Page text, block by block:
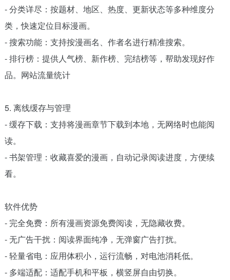
- 分类详尽：按题材、地区、热度、更新状态等多种维度分
类，快速定位目标漫画。
- 搜索功能：支持按漫画名、作者名进行精准搜索。
- 排行榜：提供人气榜、新作榜、完结榜等，帮助发现好作
品。网站流量统计
5. 离线缓存与管理
- 缓存下载：支持将漫画章节下载到本地，无网络时也能阅
读。
- 书架管理：收藏喜爱的漫画，自动记录阅读进度，方便续
看。
软件优势
- 完全免费：所有漫画资源免费阅读，无隐藏收费。
- 无广告干扰：阅读界面纯净，无弹窗广告打扰。
- 轻量省电：应用体积小，运行流畅，对电池消耗低。
- 多端适配：适配手机和平板，横竖屏自由切换。